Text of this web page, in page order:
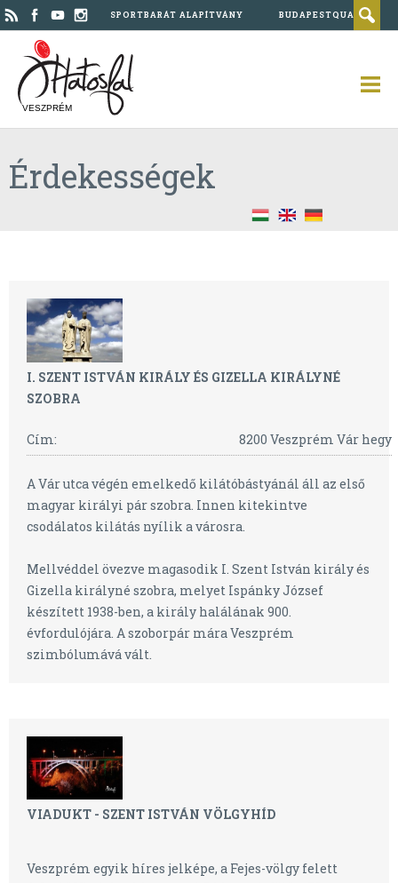
SPORTBARÁT ALAPÍTVÁNY BUDAPESTQUAD
VESZPRÉM
Érdekességek
I. SZENT ISTVÁN KIRÁLY ÉS GIZELLA KIRÁLYNÉ
SZOBRA
Cím: 8200 Veszprém Vár hegy
A Vár utca végén emelkedő kilátóbástyánál áll az első
magyar királyi pár szobra. Innen kitekintve
csodálatos kilátás nyílik a városra.
Mellvéddel övezve magasodik I. Szent István király és
Gizella királyné szobra, melyet Ispánky József
készített 1938-ben, a király halálának 900.
évfordulójára. A szoborpár mára Veszprém
szimbólumává vált.
VIADUKT - SZENT ISTVÁN VÖLGYHÍD
Veszprém egyik híres jelképe, a Fejes-völgy felett